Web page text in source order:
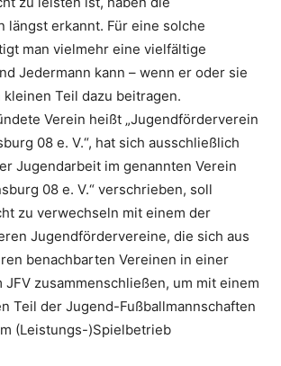
längst erkannt. Für eine solche
man vielmehr eine vielfältige
Jedermann kann – wenn er oder sie
kleinen Teil dazu beitragen.
Verein heißt „Jugendförderverein
08 e. V.“, hat sich ausschließlich
Jugendarbeit im genannten Verein
08 e. V.“ verschrieben, soll
zu verwechseln mit einem der
Jugendfördervereine, die sich aus
benachbarten Vereinen in einer
JFV zusammenschließen, um mit einem
Teil der Jugend-Fußballmannschaften
(Leistungs-)Spielbetrieb